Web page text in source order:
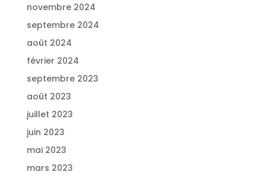
novembre 2024
septembre 2024
août 2024
février 2024
septembre 2023
août 2023
juillet 2023
juin 2023
mai 2023
mars 2023